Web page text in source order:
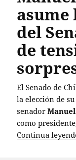
asume
del
de
El Senado de
la elección de
senadorManuel
como
Continua